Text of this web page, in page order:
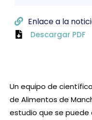
Un equipo de
de Alimentos de
estudio que se
Enlace a la
Descargar PDF